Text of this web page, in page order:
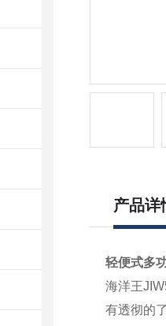
产品详
轻便式多
海洋王
有透彻的